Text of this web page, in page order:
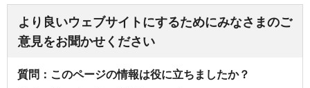
より良いウェブサイトにするためにみなさまのご
意見をお聞かせください
質問：このページの情報は役に立ちましたか？